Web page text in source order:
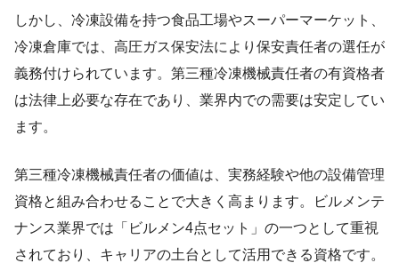
しかし、冷凍設備を持つ食品工場やスーパーマーケット、
冷凍倉庫では、高圧ガス保安法により保安責任者の選任が
義務付けられています。第三種冷凍機械責任者の有資格者
は法律上必要な存在であり、業界内での需要は安定してい
ます。
第三種冷凍機械責任者の価値は、実務経験や他の設備管理
資格と組み合わせることで大きく高まります。ビルメンテ
ナンス業界では「ビルメン4点セット」の一つとして重視
されており、キャリアの土台として活用できる資格です。